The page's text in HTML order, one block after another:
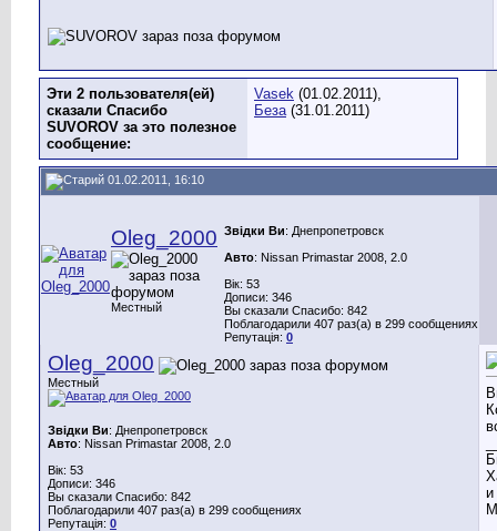
Эти 2 пользователя(ей)
сказали Спасибо
SUVOROV за это полезное
сообщение:
Vasek (01.02.2011),
Беза (31.01.2011)
01.02.2011, 16:10
Oleg_2000
Местный
Звідки Ви: Днепропетровск
Авто: Nissan Primastar 2008, 2.0
Вік: 53
Дописи: 346
Вы сказали Спасибо: 842
Поблагодарили 407 раз(а) в 299 сообщениях
Репутація: 0
Oleg_2000
Местный
Звідки Ви: Днепропетровск
Авто: Nissan Primastar 2008, 2.0
Вік: 53
Дописи: 346
Вы сказали Спасибо: 842
Поблагодарили 407 раз(а) в 299 сообщениях
Репутація: 0
и